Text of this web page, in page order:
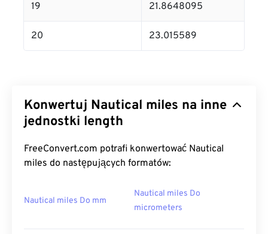
19 21.8648095
20 23.015589
Konwertuj Nautical miles na inne
jednostki length
FreeConvert.com potrafi konwertować Nautical
miles do następujących formatów:
Nautical miles Do mm
Nautical miles Do
micrometers